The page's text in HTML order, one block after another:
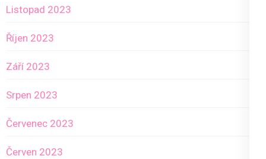
Listopad 2023
Říjen 2023
Září 2023
Srpen 2023
Červenec 2023
Červen 2023